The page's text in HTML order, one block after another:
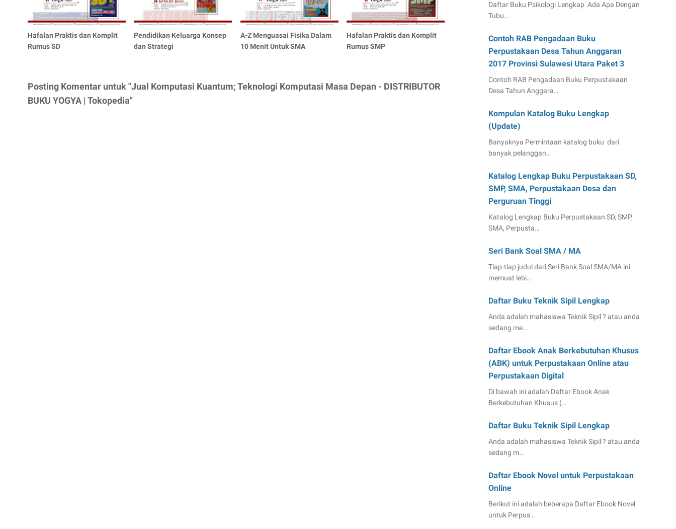
Hafalan Praktis dan Komplit
Rumus SD
Pendidikan Keluarga Konsep
dan Strategi
A-Z Menguasai Fisika Dalam
10 Menit Untuk SMA
Hafalan Praktis dan Komplit
Rumus SMP
Posting Komentar untuk "Jual Komputasi Kuantum; Teknologi Komputasi Masa Depan - DISTRIBUTOR
BUKU YOGYA | Tokopedia"
Daftar Buku Psikologi Lengkap Ada Apa Dengan
Tubu…
Contoh RAB Pengadaan Buku
Perpustakaan Desa Tahun Anggaran
2017 Provinsi Sulawesi Utara Paket 3
Contoh RAB Pengadaan Buku Perpustakaan
Desa Tahun Anggara…
Kompulan Katalog Buku Lengkap
(Update)
Banyaknya Permintaan katalog buku dari
banyak pelanggan…
Katalog Lengkap Buku Perpustakaan SD,
SMP, SMA, Perpustakaan Desa dan
Perguruan Tinggi
Katalog Lengkap Buku Perpustakaan SD, SMP,
SMA, Perpusta…
Seri Bank Soal SMA / MA
Tiap-tiap judul dari Seri Bank Soal SMA/MA ini
memuat lebi…
Daftar Buku Teknik Sipil Lengkap
Anda adalah mahasiswa Teknik Sipil ? atau anda
sedang me…
Daftar Ebook Anak Berkebutuhan Khusus
(ABK) untuk Perpustakaan Online atau
Perpustakaan Digital
Di bawah ini adalah Daftar Ebook Anak
Berkebutuhan Khusus (…
Daftar Buku Teknik Sipil Lengkap
Anda adalah mahasiswa Teknik Sipil ? atau anda
sedang m…
Daftar Ebook Novel untuk Perpustakaan
Online
Berikut ini adalah beberapa Daftar Ebook Novel
untuk Perpus…